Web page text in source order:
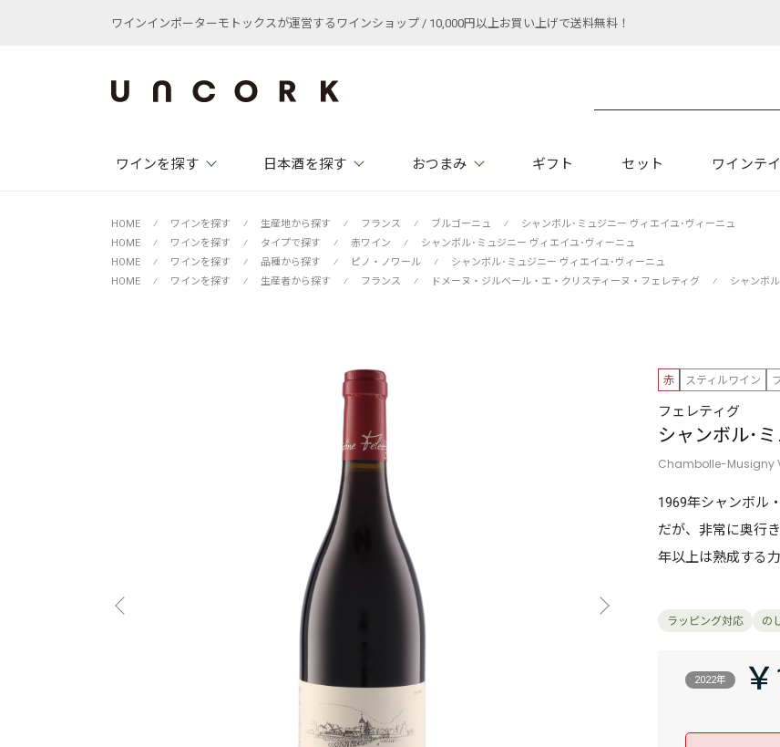
ワインインポーターモトックスが運営するワインショップ / 10,000円以上お買い上げで送料無料！
ワインを探す 日本酒を探す おつまみ ギフト セット ワインテ
HOME ⁄ ワインを探す ⁄ 生産地から探す ⁄ フランス ⁄ ブルゴーニュ ⁄
シャンボル･ミュジニー ヴィエイユ･ヴィーニュ
HOME
⁄ ワインを探す ⁄ タイプで探す ⁄ 赤ワイン ⁄
シャンボル･ミュジニー ヴィエイユ･ヴィーニュ
HOME
⁄ ワインを探す ⁄ 品種から探す ⁄ ピノ・ノワール ⁄
シャンボル･ミュジニー ヴィエイユ･ヴィーニュ
HOME
⁄ ワインを探す ⁄ 生産者から探す ⁄ フランス ⁄ ドメーヌ・ジルベール・エ・クリスティーヌ・フェレティグ ⁄ シャンボ
赤 スティルワイン
フェレティグ
シャンボル･
Chambolle-Musigny
1969年シャンボル
だが、非常に奥行
年以上は熟成する
2022年